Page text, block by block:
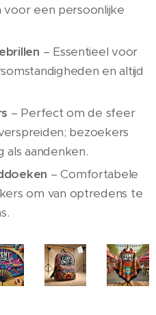
voor een persoonlijke
– Essentieel voor
en altijd
– Perfect om de sfeer
bezoekers
als aandenken.
– Comfortabele
om van optredens te